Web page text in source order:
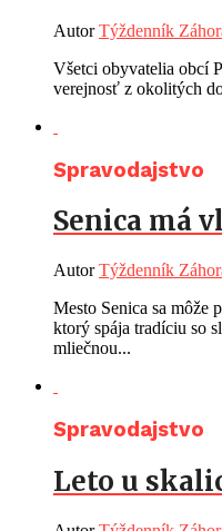
AutorTýždenník
Všetci obyvatelia obcí
verejnosť z okolitých
Spravodajstvo
Senica má
AutorTýždenník
Mesto Senica sa môže
ktorý spája tradíciu so
mliečnou...
Spravodajstvo
Leto u